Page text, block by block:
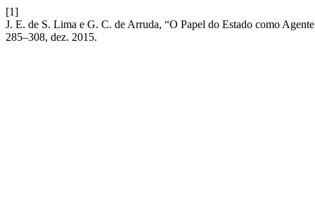
[1]
J. E. de S. Lima e G. C. de Arruda, “O Papel do Estado como
285–308, dez. 2015.